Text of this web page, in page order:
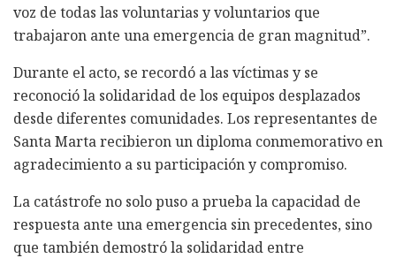
voz de todas las voluntarias y voluntarios que
trabajaron ante una emergencia de gran magnitud”.
Durante el acto, se recordó a las víctimas y se
reconoció la solidaridad de los equipos desplazados
desde diferentes comunidades. Los representantes de
Santa Marta recibieron un diploma conmemorativo en
agradecimiento a su participación y compromiso.
La catástrofe no solo puso a prueba la capacidad de
respuesta ante una emergencia sin precedentes, sino
que también demostró la solidaridad entre